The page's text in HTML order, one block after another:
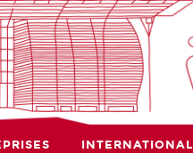
INTERNATIONAL